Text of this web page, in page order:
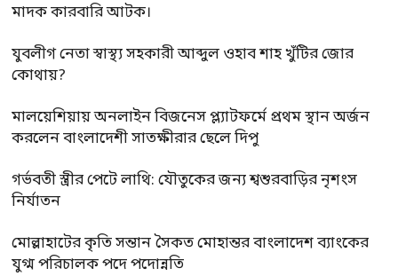
মাদক কারবারি আটক।
যুবলীগ নেতা স্বাস্থ্য সহকারী আব্দুল ওহাব শাহ খুঁটির জোর
কোথায়?
মালয়েশিয়ায় অনলাইন বিজনেস প্ল্যাটফর্মে প্রথম স্থান অর্জন
করলেন বাংলাদেশী সাতক্ষীরার ছেলে দিপু
গর্ভবতী স্ত্রীর পেটে লাথি: যৌতুকের জন্য শ্বশুরবাড়ির নৃশংস
নির্যাতন
মোল্লাহাটের কৃতি সন্তান সৈকত মোহান্তর বাংলাদেশ ব্যাংকের
যুগ্ম পরিচালক পদে পদোন্নতি